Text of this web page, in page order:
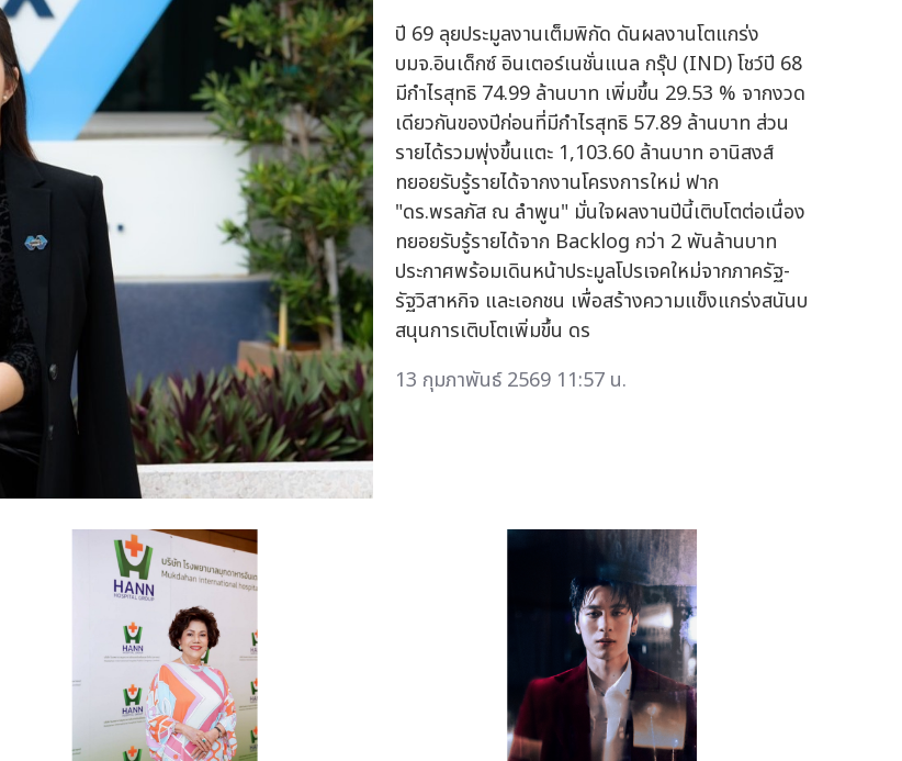
ปี 69 ลุยประมูลงานเต็มพิกัด ดันผลงานโตแกร่ง
บมจ.อินเด็กซ์ อินเตอร์เนชั่นแนล กรุ๊ป (IND) โชว์ปี 68
มีกำไรสุทธิ 74.99 ล้านบาท เพิ่มขึ้น 29.53 % จากงวด
เดียวกันของปีก่อนที่มีกำไรสุทธิ 57.89 ล้านบาท ส่วน
รายได้รวมพุ่งขึ้นแตะ 1,103.60 ล้านบาท อานิสงส์
ทยอยรับรู้รายได้จากงานโครงการใหม่ ฟาก
"ดร.พรลภัส ณ ลำพูน" มั่นใจผลงานปีนี้เติบโตต่อเนื่อง
ทยอยรับรู้รายได้จาก Backlog กว่า 2 พันล้านบาท
ประกาศพร้อมเดินหน้าประมูลโปรเจคใหม่จากภาครัฐ-
รัฐวิสาหกิจ และเอกชน เพื่อสร้างความแข็งแกร่งสนันบ
สนุนการเติบโตเพิ่มขึ้น ดร
13 กุมภาพันธ์ 2569 11:57 น.